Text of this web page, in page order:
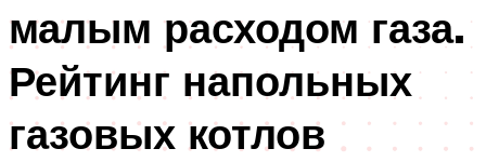
малым расходом газа.
Рейтинг напольных
газовых котлов